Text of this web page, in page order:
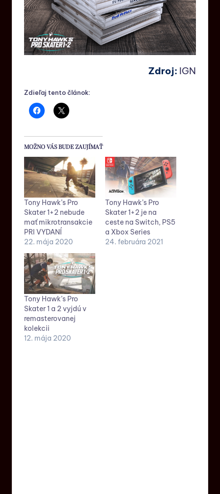
Zdroj: IGN
Zdieľaj tento článok:
MOŽNO VÁS BUDE ZAUJÍMAŤ
Tony Hawk’s Pro
Skater 1+2 nebude
mať mikrotransakcie
PRI VYDANÍ
22. mája 2020
Tony Hawk’s Pro
Skater 1+2 je na
ceste na Switch, PS5
a Xbox Series
24. februára 2021
Tony Hawk’s Pro
Skater 1 a 2 vyjdú v
remasterovanej
kolekcii
12. mája 2020